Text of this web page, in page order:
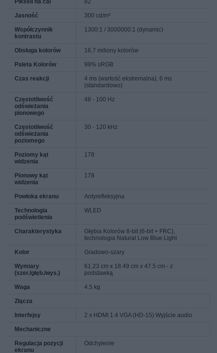
Jasność 300 cd/m²
Współczynnik
kontrastu
1300:1 / 3000000:1 (dynamic)
Obsługa kolorów 16,7 miliony kolorów
Paleta Kolorów 99% sRGB
Czas reakcji
4 ms (wartość ekstremalna), 6 ms
(standardowo)
Częstotliwość
odświeżania
pionowego
48 - 100 Hz
Częstotliwość
odświeżania
poziomego
30 - 120 kHz
Poziomy kąt
widzenia
178
Pionowy kąt
widzenia
178
Powłoka ekranu Antyrefleksyjna
Technologia
podświetlenia
WLED
Charakterystyka
Głębia Kolorów 8-bit (6-bit + FRC),
technologia Natural Low Blue Light
Kolor Gradowo-szary
Wymiary
(szer./głęb./wys.)
61.23 cm x 18.49 cm x 47.5 cm - z
podstawką
Waga 4.5 kg
Złącza
Interfejsy 2 x HDMI 1.4 VGA (HD-15) Wyjście audio
Mechaniczne
Regulacja pozycji
ekranu
Odchylenie